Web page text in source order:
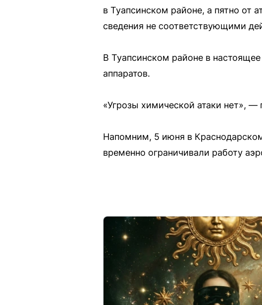
в Туапсинском районе, а пятно от
сведения не соответствующими
В Туапсинском районе в
аппаратов.
«Угрозы химической атаки нет», —
Напомним, 5 июня в
временно ограничивали работу